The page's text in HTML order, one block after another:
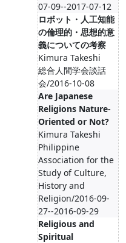
07-09--2017-07-12
ロボット・人工知能
の倫理的・思想的意
義についての考察
Kimura Takeshi
総合人間学会談話
会/2016-10-08
Are Japanese
Religions Nature-
Oriented or Not?
Kimura Takeshi
Philippine
Association for the
Study of Culture,
History and
Religion/2016-09-
27--2016-09-29
Religious and
Spiritual